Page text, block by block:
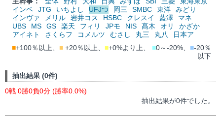
インベ
JTG いちよし UFJつ 岡三 SMBC 東洋
みどり
インヴァ
メリル 岩井コス HSBC クレスイ 藍澤
マネ
UBS
MS GS 楽天 フィリ JPモ NIS 髙木 オリ
かざか
アイネト
さくらフ コメルツ むさし 丸三 丸八
日本ア
■+100％以上、 ■ +20％以上、 ■+0%より上、 ■0～-20%、 ■-20％
以下
抽出結果 (0件)
0戦 0勝0負0分 (勝率0.0%)
抽出結果が0件でした。